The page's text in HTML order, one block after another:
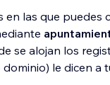
en las que puedes
se alojan los
le dicen a